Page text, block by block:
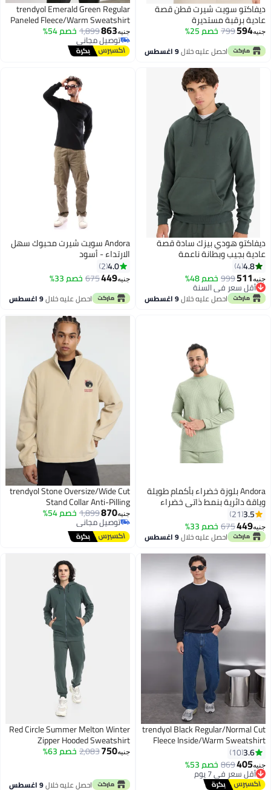
سويت شيرت قطن قصة
برقبة مستديرة
594
799خصم 25%
احصل عليه خلال9 اغسطس
trendyol Emerald Green Regular
Paneled Fleece/Warm Sweatshirt
جنيه863
1,899خصم 54%
توصيل مجاني
توصيل مجاني
هودي بيزك سادة قصة
بجيب وبطانة ناعمة
4.8
4
511
999خصم 48%
أقل سعر في السنة
أقل سعر في السنة
احصل عليه خلال9 اغسطس
Andora سويت شيرت محبوك سهل
الارتداء - أسود
4.0
2
جنيه449
675خصم 33%
احصل عليه خلال9 اغسطس
11
Andora بلوزة خضراء بأكمام طويلة
دائرية بنمط ذاتي خضراء
3.5
21
449
675خصم 33%
احصل عليه خلال9 اغسطس
trendyol Stone Oversize/Wide Cut
Stand Collar Anti-Pilling
Warm/Fleece Sweatshirt
TMNAW25SW00022
جنيه870
1,899خصم 54%
توصيل مجاني
توصيل مجاني
4
trendyol Black Regular/Normal
Fleece Inside/Warm
3.6
10
405
869خصم 53%أقل سعر في 7 يوم
توصيل مجاني
أقل سعر في 7 يوم
Red Circle Summer Melton Winter
Zipper Hooded Sweatshirt
جنيه750
2,083خصم 63%
احصل عليه خلال9 اغسطس